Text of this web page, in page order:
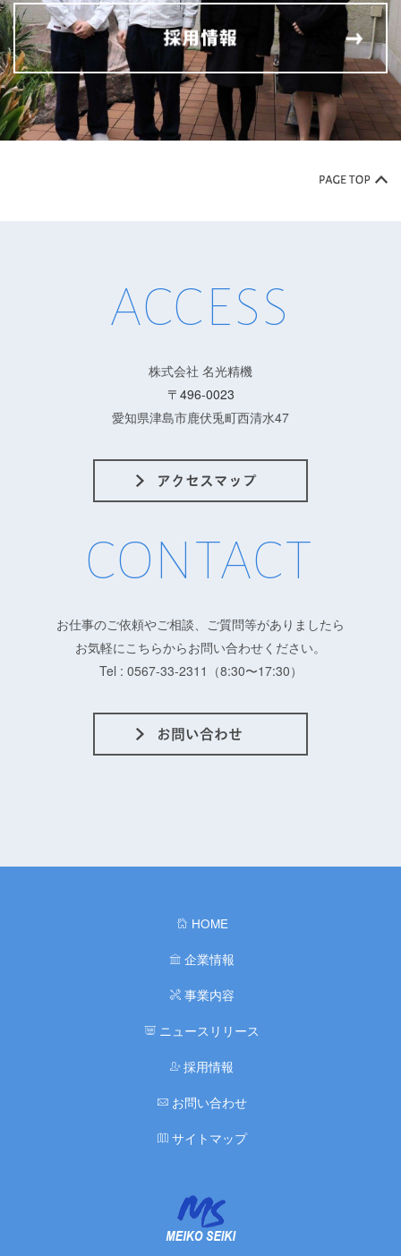
ACCESS
株式会社 名光精機
〒496-0023
愛知県津島市鹿伏兎町西清水47
CONTACT
お仕事のご依頼やご相談、ご質問等がありましたら
お気軽にこちらからお問い合わせください。
Tel : 0567-33-2311（8:30〜17:30）
HOME
企業情報
事業内容
ニュースリリース
採用情報
お問い合わせ
サイトマップ